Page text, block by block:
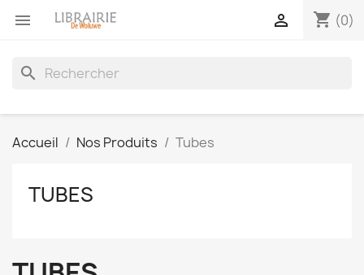
 shopping_cart (0)

search
Accueil Nos Produits Tubes
TUBES